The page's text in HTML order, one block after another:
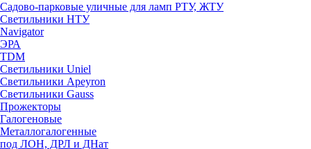
Садово-парковые уличные для ламп РТУ, ЖТУ
Светильники НТУ
Navigator
ЭРА
TDM
Светильники Uniel
Светильники Apeyron
Светильники Gauss
Прожекторы
Галогеновые
Металлогалогенные
под ЛОН, ДРЛ и ДНат